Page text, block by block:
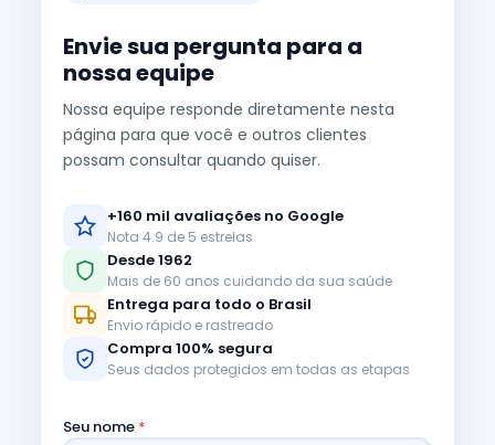
Envie sua pergunta para a
nossa equipe
Nossa equipe responde diretamente nesta
página para que você e outros clientes
possam consultar quando quiser.
+160 mil avaliações no Google
Nota 4.9 de 5 estrelas
Desde 1962
Mais de 60 anos cuidando da sua saúde
Entrega para todo o Brasil
Envio rápido e rastreado
Compra 100% segura
Seus dados protegidos em todas as etapas
Seu nome *